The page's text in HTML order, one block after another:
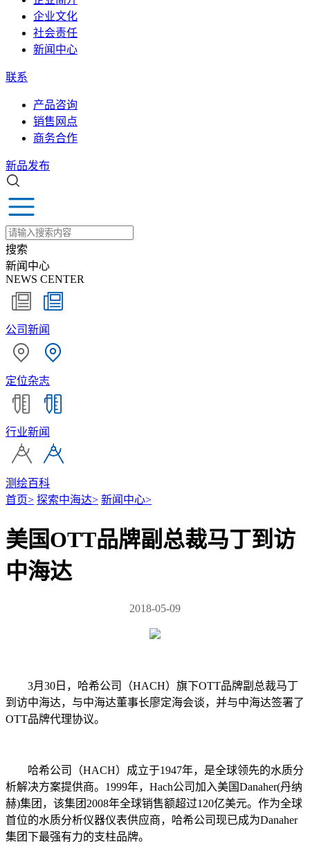
企业文化
社会责任
新闻中心
联系
产品咨询
销售网点
商务合作
新品发布
搜索
新闻中心
NEWS CENTER
公司新闻
定位杂志
行业新闻
测绘百科
首页> 探索中海达> 新闻中心>
美国OTT品牌副总裁马丁到访
中海达
2018-05-09
3月30日，哈希公司（HACH）旗下OTT品牌副总裁马丁
到访中海达，与中海达董事长廖定海会谈，并与中海达签署了
OTT品牌代理协议。
哈希公司（HACH）成立于1947年，是全球领先的水质分
析解决方案提供商。1999年，Hach公司加入美国Danaher(丹纳
赫)集团，该集团2008年全球销售额超过120亿美元。作为全球
首位的水质分析仪器仪表供应商，哈希公司现已成为Danaher
集团下最强有力的支柱品牌。